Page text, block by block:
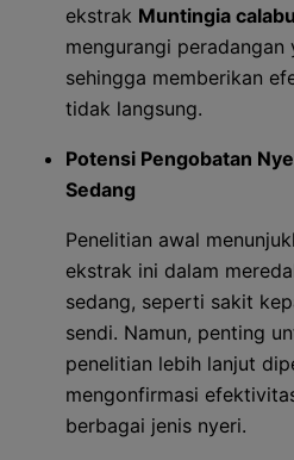
ekstrak Muntingia
mengurangi peradangan
sehingga memberikan
tidak langsung.
Potensi Pengobatan
Sedang
Penelitian awal
ekstrak ini dalam
sedang, seperti sakit
sendi. Namun, penting
penelitian lebih lanjut
mengonfirmasi
berbagai jenis nyeri.